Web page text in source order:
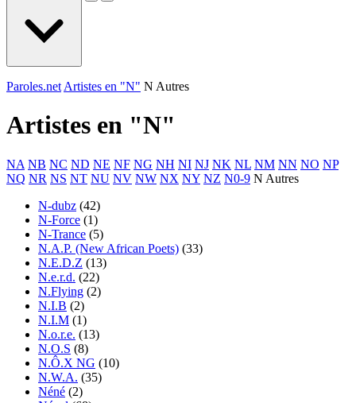
Paroles.net Artistes en "N" N Autres
Artistes en "N"
NA NB NC ND NE NF NG NH NI NJ NK NL NM NN NO NP
NQ NR NS NT NU NV NW NX NY NZ N0-9 N Autres
N-dubz (42)
N-Force (1)
N-Trance (5)
N.A.P. (New African Poets) (33)
N.E.D.Z (13)
N.e.r.d. (22)
N.Flying (2)
N.I.B (2)
N.I.M (1)
N.o.r.e. (13)
N.O.S (8)
N.Ô.X NG (10)
N.W.A. (35)
Néné (2)